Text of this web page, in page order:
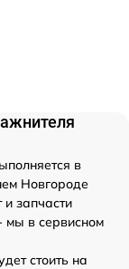
в
Новгороде
запчасти
мы в сервисном
стоить на